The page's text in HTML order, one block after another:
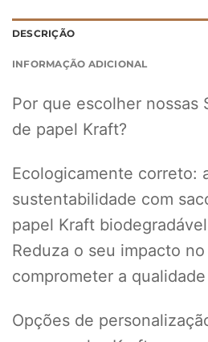
DESCRIÇÃO
INFORMAÇÃO ADICIONAL
Por que escolher nossas
de papel Kraft?
Ecologicamente correto:
sustentabilidade com
papel Kraft
Reduza o seu impacto
comprometer a
Opções de